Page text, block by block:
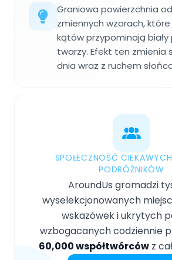
Graniowa powierzchnia
zmiennych wzorach,
kątów przypominają biały
twarzy. Efekt ten zmienia
dnia wraz z ruchem
SPOŁECZNOŚĆ
PODRÓŻNIKÓW
AroundUs gromadzi
wyselekcjonowanych
wskazówek i ukrytych
wzbogacanych codziennie
60,000 współtwórców z